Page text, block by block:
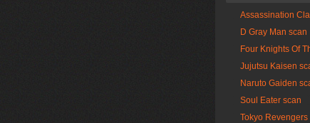
Assassination
D Gray Man scan
Four Knights Of
Jujutsu Kaisen
Naruto Gaiden
Soul Eater scan
Tokyo Revengers